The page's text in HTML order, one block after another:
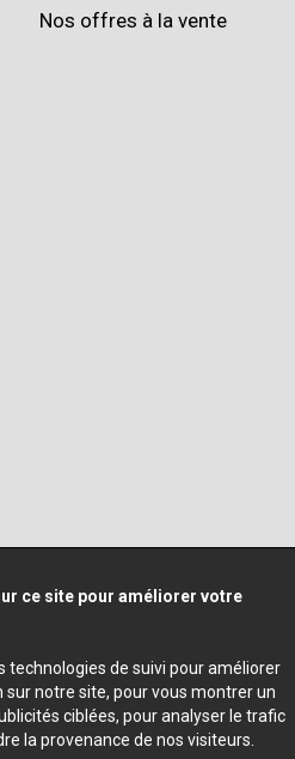
Nos offres à la vente
ce site pour améliorer votre
technologies de suivi pour améliorer
notre site, pour vous montrer un
ciblées, pour analyser le trafic
la provenance de nos visiteurs.